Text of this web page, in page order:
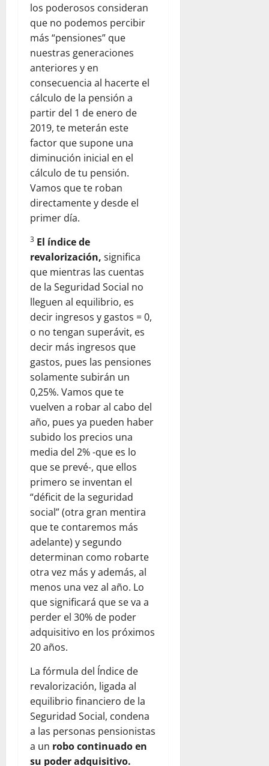
los poderosos consideran
que no podemos percibir
más “pensiones” que
nuestras generaciones
anteriores y en
consecuencia al hacerte el
cálculo de la pensión a
partir del 1 de enero de
2019, te meterán este
factor que supone una
diminución inicial en el
cálculo de tu pensión.
Vamos que te roban
directamente y desde el
primer día.
3 El índice de
revalorización, significa
que mientras las cuentas
de la Seguridad Social no
lleguen al equilibrio, es
decir ingresos y gastos = 0,
o no tengan superávit, es
decir más ingresos que
gastos, pues las pensiones
solamente subirán un
0,25%. Vamos que te
vuelven a robar al cabo del
año, pues ya pueden haber
subido los precios una
media del 2% -que es lo
que se prevé-, que ellos
primero se inventan el
“déficit de la seguridad
social” (otra gran mentira
que te contaremos más
adelante) y segundo
determinan como robarte
otra vez más y además, al
menos una vez al año. Lo
que significará que se va a
perder el 30% de poder
adquisitivo en los próximos
20 años.
La fórmula del Índice de
revalorización, ligada al
equilibrio financiero de la
Seguridad Social, condena
a las personas pensionistas
a un robo continuado en
su poder adquisitivo.